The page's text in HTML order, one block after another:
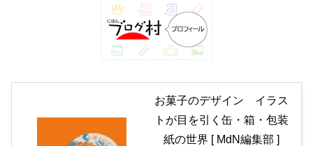
お菓子のデザイン イラス
トが目を引く缶・箱・包装
紙の世界 [ MdN編集部 ]